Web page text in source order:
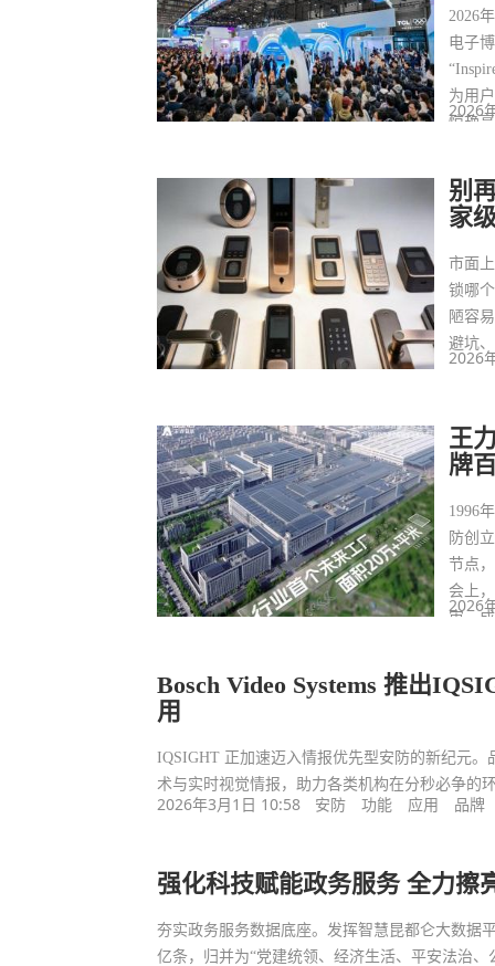
2026
电子
为用
惊艳
P9
2026
别
家
市面
锁哪
陋容
避坑
2026
王
牌
1996
防创
节点
会上
审，
2026
Bosch Video Systems 推出
用
IQSIGHT 正加速迈入情报优先型安防的新纪元。
术与实时视觉情报，助力各类机构在分秒必争的
2026年3月1日 10:58 安防 功能 应用 品牌
强化科技赋能政务服务 全力擦
夯实政务服务数据底座。发挥智慧昆都仑大数据
亿条，归并为“党建统领、经济生活、平安法治